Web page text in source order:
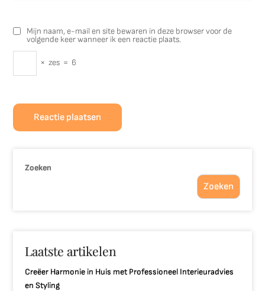
Mijn naam, e-mail en site bewaren in deze browser voor de
volgende keer wanneer ik een reactie plaats.
× zes = 6
Zoeken
Zoeken
Laatste artikelen
Creëer Harmonie in Huis met Professioneel Interieuradvies
en Styling